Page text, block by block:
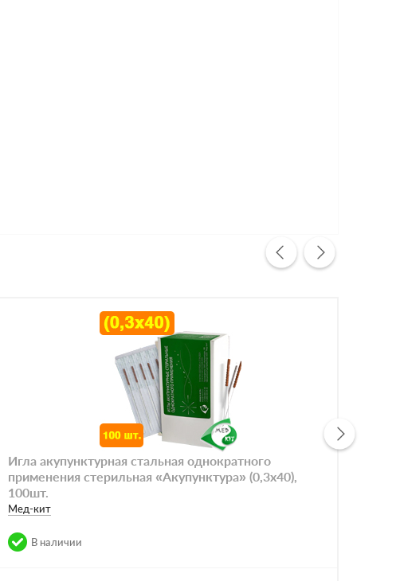
Игла акупунктурная стальная однократного
применения стерильная «Акупунктура» (0,3х40),
100шт.
Meд-кит
В наличии